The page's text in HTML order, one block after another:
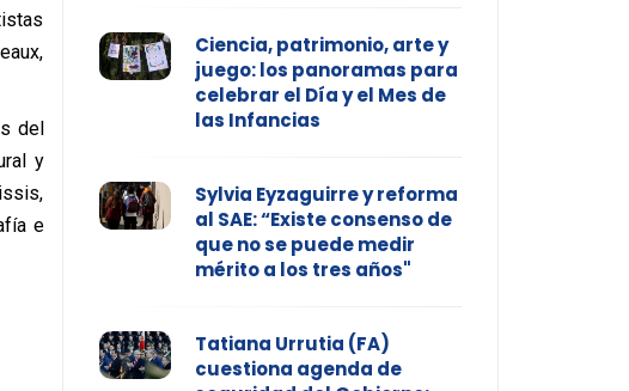
del
y
e
Ciencia, patrimonio, arte y
juego: los panoramas para
celebrar el Día y el Mes de
las Infancias
Sylvia Eyzaguirre y reforma
al SAE: “Existe consenso de
que no se puede medir
mérito a los tres años"
Tatiana Urrutia (FA)
cuestiona agenda de